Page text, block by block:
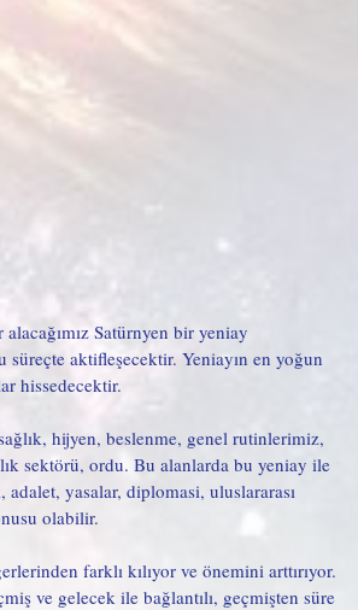
Satürnyen bir yeniay
aktifleşecektir. Yeniayın en yoğun
hissedecektir.
hijyen, beslenme, genel rutinlerimiz,
sektörü, ordu. Bu alanlarda bu yeniay ile
yasalar, diplomasi, uluslararası
olabilir.
farklı kılıyor ve önemini arttırıyor.
ve gelecek ile bağlantılı, geçmişten süre